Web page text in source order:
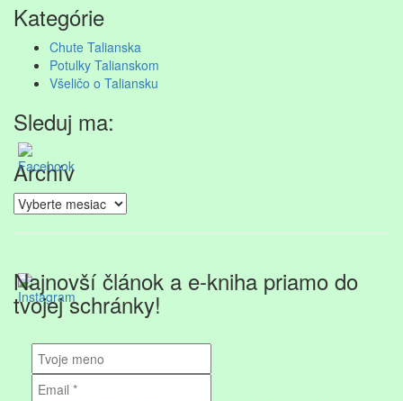
is
in
progress
Kategórie
Chute Talianska
Potulky Talianskom
Všeličo o Taliansku
Sleduj ma:
Archív
Archív
Najnovší článok a e-kniha priamo do
tvojej schránky!